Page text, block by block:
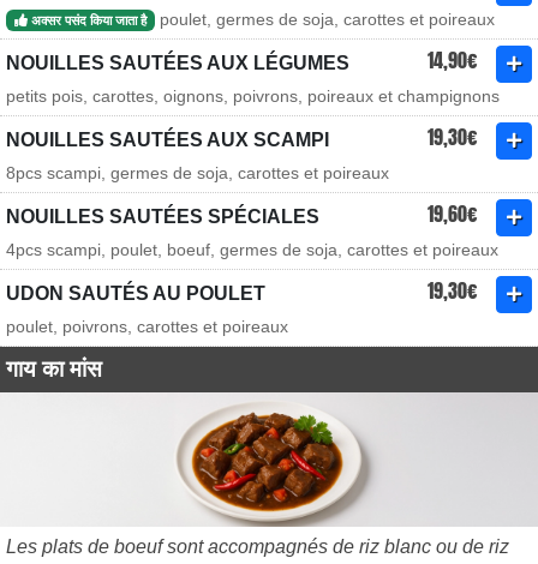
अक्सर पसंद किया जाता है poulet, germes de soja, carottes et poireaux
NOUILLES SAUTÉES AUX LÉGUMES 14,90€
petits pois, carottes, oignons, poivrons, poireaux et champignons
NOUILLES SAUTÉES AUX SCAMPI 19,30€
8pcs scampi, germes de soja, carottes et poireaux
NOUILLES SAUTÉES SPÉCIALES 19,60€
4pcs scampi, poulet, boeuf, germes de soja, carottes et poireaux
UDON SAUTÉS AU POULET 19,30€
poulet, poivrons, carottes et poireaux
गाय का मांस
Les plats de boeuf sont accompagnés de riz blanc ou de riz